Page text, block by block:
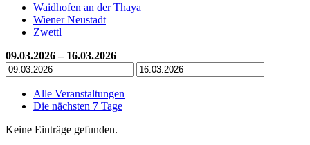
Waidhofen an der Thaya
Wiener Neustadt
Zwettl
09.03.2026 – 16.03.2026
Alle Veranstaltungen
Die nächsten 7 Tage
Keine Einträge gefunden.